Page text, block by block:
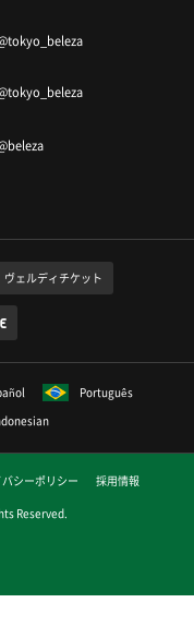
ヴェルディチケット
Português
シーポリシー
採用情報
Reserved.